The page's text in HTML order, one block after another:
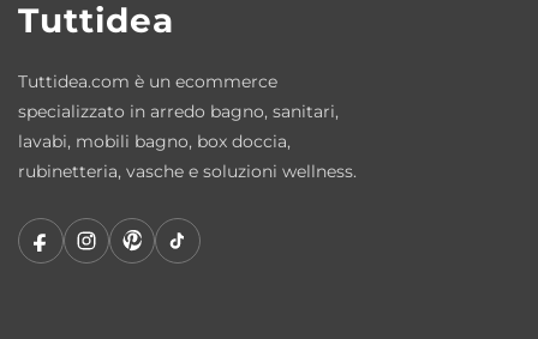
• Motore Whirlpool da 1 Cv / 1 Hp
• 6 getti Whirlpool
• Sonda di livello
Versione Idromassaggio IDRO-TECNO
Tuttidea
Tuttidea.com è un ecommerce
specializzato in arredo bagno, sanitari,
lavabi, mobili bagno, box doccia,
rubinetteria, vasche e soluzioni wellness.